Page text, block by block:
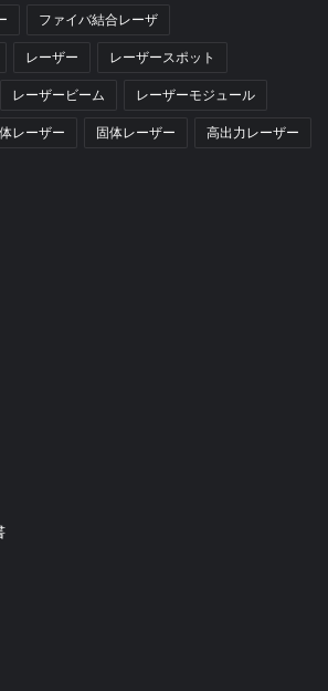
ファイバ結合レーザ
レーザー レーザースポット
レーザービーム レーザーモジュール
レーザー 固体レーザー 高出力レーザー